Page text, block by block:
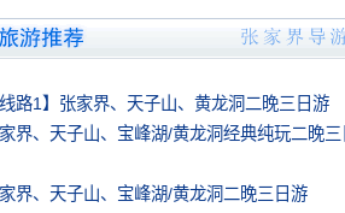
线路1】张家界、天子山、黄龙洞二晚三日游
界、天子山、宝峰湖/黄龙洞经典纯玩二晚三
界、天子山、宝峰湖/黄龙洞二晚三日游